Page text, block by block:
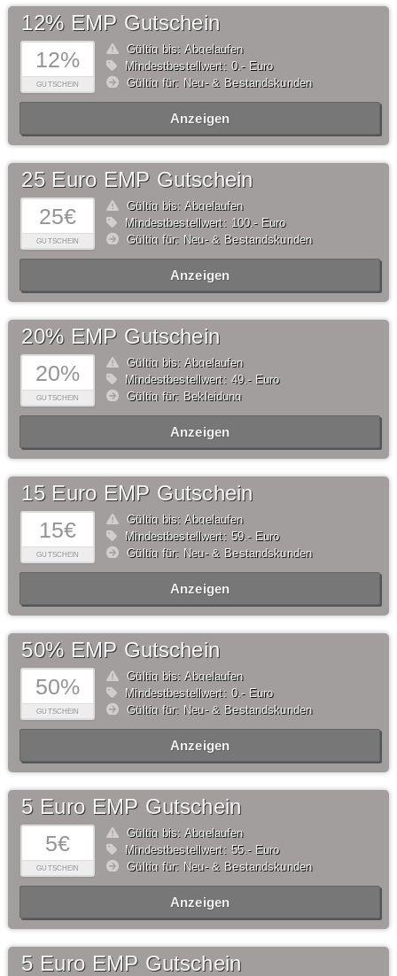
12%
GUTSCHEIN
12% EMP Gutschein
Gültig bis: Abgelaufen
Mindestbestellwert: 0,- Euro
Gültig für: Neu- & Bestandskunden
Anzeigen
25€
GUTSCHEIN
25 Euro EMP Gutschein
Gültig bis: Abgelaufen
Mindestbestellwert: 100,- Euro
Gültig für: Neu- & Bestandskunden
Anzeigen
20%
GUTSCHEIN
20% EMP Gutschein
Gültig bis: Abgelaufen
Mindestbestellwert: 49,- Euro
Gültig für: Bekleidung
Anzeigen
15€
GUTSCHEIN
15 Euro EMP Gutschein
Gültig bis: Abgelaufen
Mindestbestellwert: 59,- Euro
Gültig für: Neu- & Bestandskunden
Anzeigen
50%
GUTSCHEIN
50% EMP Gutschein
Gültig bis: Abgelaufen
Mindestbestellwert: 0,- Euro
Gültig für: Neu- & Bestandskunden
Anzeigen
5€
GUTSCHEIN
5 Euro EMP Gutschein
Gültig bis: Abgelaufen
Mindestbestellwert: 55,- Euro
Gültig für: Neu- & Bestandskunden
Anzeigen
5 Euro EMP Gutschein